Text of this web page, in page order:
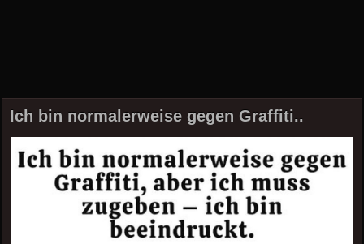
Ich bin normalerweise gegen Graffiti..